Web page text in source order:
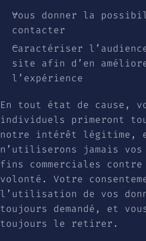
Vous donner la
contacter
Caractériser
site afin d’en
l’expérience
En tout état de cause,
individuels primeront
notre intérêt légitime,
n’utiliserons jamais vos
fins commerciales
volonté. Votre
l’utilisation de vos
toujours demandé, et
toujours le retirer.